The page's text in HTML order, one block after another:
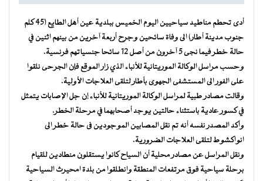
أدى تحطم مناطيد سياحيين اليوم الخميس ببلدية عين أهل الطايع (45 كلم
جنوب مدينة أطار) الى وفاة سائحين وجرح أربعة آخرين من بينهم اثنين في
حالة خطر فيما نجى 5 آخرون من أصل 12 سائحا جنسياتهم فرنسية.
وحسب مراسل الوكالة الموريتانية للأنباء الذي زار الموقع فإن الجرحى نلقوا
على الفور الى المستشفى الجهوى بأطار لتلقى العلاجات الأولية.
وقالت مصادر طبية لمراسل الوكالة الموريتانية للأنباء إن جل الإصابات يتمثل
في كسور عادية باستثناء حالتين يوجد أصحابهما في مرحلة الخطر.
وأكد المصدر نفسه أنه تم نقل المصابين الموجودين فى حالة خطر الى
انواكشوط لتلقى العلاجات الضرورية.
ونقل المراسل عن مصادر محلية أن السياح كانوا يستقلون منطادين للقيام
برحلة سياحية فوق مرتفعات المنطقة وانطلقوا من بلدة امحيرث السياحية